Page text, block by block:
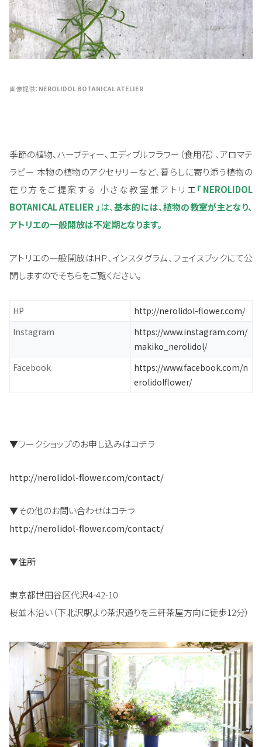
画像提供： NEROLIDOL BOTANICAL ATELIER
季節の植物、ハーブティー、エディブルフラワー（食用花） 、アロマテ
ラピー 本物の植物のアクセサリーなど、暮らしに寄り添う植物の
在り方をご提案する 小さな教室兼アトリエ「NEROLIDOL
BOTANICAL ATELIER 」 は、基本的には、植物の教室が主となり、
アトリエの一般開放は不定期となります。
アトリエの一般開放はHP、インスタグラム、フェイスブックにて公
開しますのでそちらをご覧ください。
HP
http://nerolidol-flower.com/
Instagram
https://www.instagram.com/
makiko_nerolidol/
Facebook
https://www.facebook.com/n
erolidolflower/
▼ワークショップのお申し込みはコチラ
http://nerolidol-flower.com/contact/
▼その他のお問い合わせはコチラ
http://nerolidol-flower.com/contact/
▼住所
東京都世田谷区代沢4-42-10
桜並木沿い（下北沢駅より茶沢通りを三軒茶屋方向に徒歩12分）